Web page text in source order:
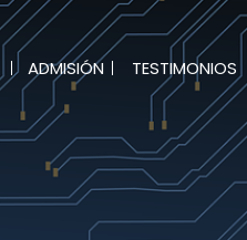
ADMISIÓN TESTIMONIOS